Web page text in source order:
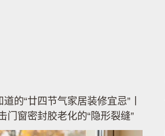
的“廿四节气家居装修宜忌”丨
门窗密封胶老化的“隐形裂缝”